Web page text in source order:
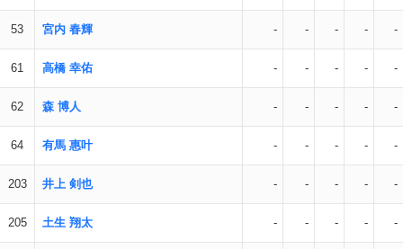
53 宮内 春輝 - - - - -
61 高橋 幸佑 - - - - -
62 森 博人 - - - - -
64 有馬 惠叶 - - - - -
203 井上 剣也 - - - - -
205 土生 翔太 - - - - -